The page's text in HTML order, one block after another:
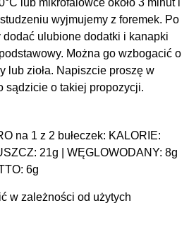
lub mikrofalówce około 3 minut i
wyjmujemy z foremek. Po
ulubione dodatki i kanapki
Można go wzbogacić o
lub zioła. Napiszcie proszę w
sądzicie o takiej propozycji.
na 1 z 2 bułeczek: KALORIE:
21g | WĘGLOWODANY: 8g
6g
w zależności od użytych